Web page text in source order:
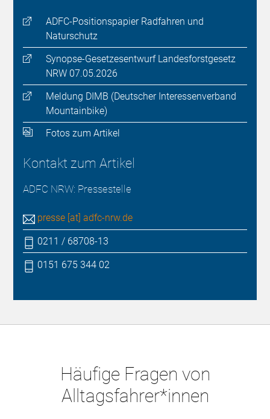
ADFC-Positionspapier Radfahren und
Naturschutz
Synopse-Gesetzesentwurf Landesforstgesetz
NRW 07.05.2026
Meldung DIMB (Deutscher Interessenverband
Mountainbike)
Fotos zum Artikel
Kontakt zum Artikel
ADFC NRW: Pressestelle
presse [at] adfc-nrw.de
0211 / 68708-13
0151 675 344 02
Häufige Fragen von
Alltagsfahrer*innen